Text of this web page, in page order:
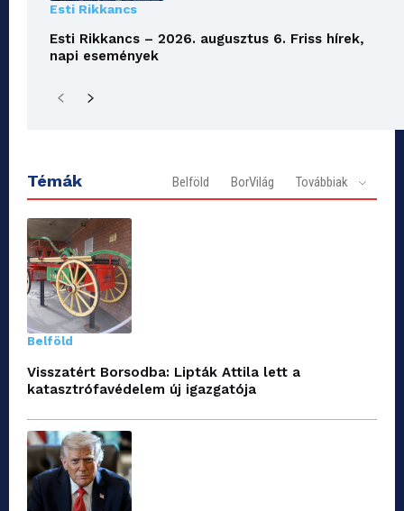
Esti Rikkancs
Esti Rikkancs – 2026. augusztus 6. Friss hírek,
napi események
Témák Belföld BorVilág Továbbiak
Belföld
Visszatért Borsodba: Lipták Attila lett a
katasztrófavédelem új igazgatója